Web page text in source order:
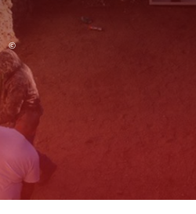
©